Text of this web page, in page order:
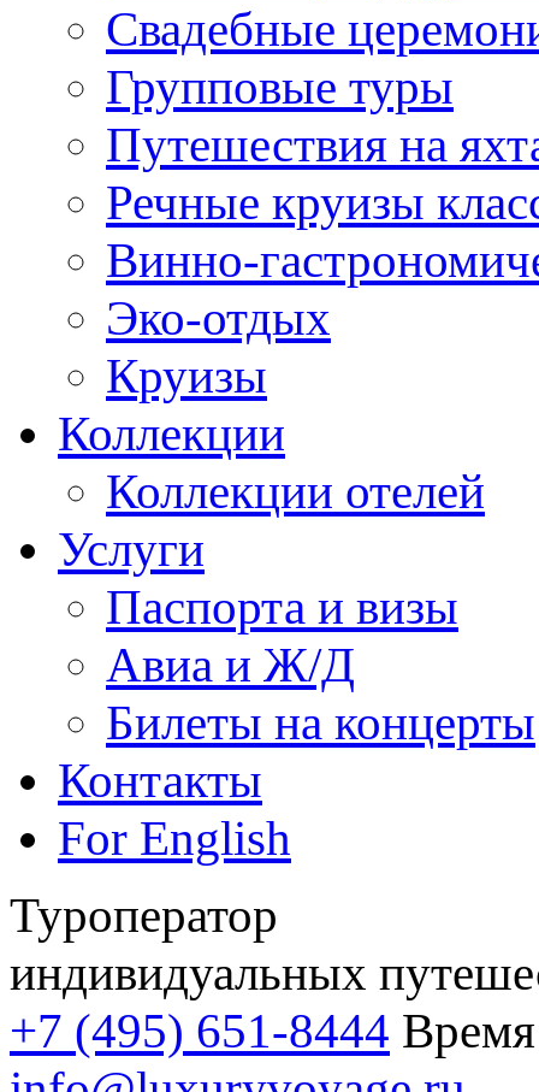
Свадебные
Групповые туры
Путешествия на
Речные круизы
Винно-
Эко-отдых
Круизы
Коллекции
Коллекции отелей
Услуги
Паспорта и визы
Авиа и Ж/Д
Билеты на концерты
Контакты
For English
Туроператор
индивидуальных
+7 (495) 651-8444